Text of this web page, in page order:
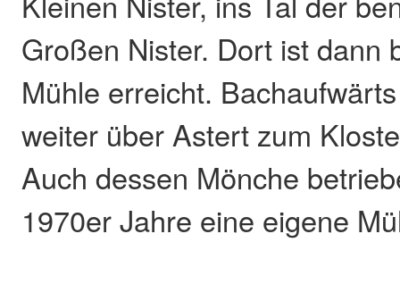
Großen Nister. Dort ist dann
Mühle erreicht.
weiter über Astert zum
Auch dessen Mönche
1970er Jahre eine eigene